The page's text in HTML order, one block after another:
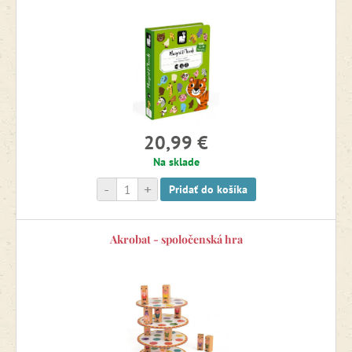
Hudobné hračky
Motorické hračky
Odrážadlá, chodúľky, motorické stolčeky
Potreby pre bábätká
20,99 €
Na sklade
+
- Pridať do košíka
Akrobat - spoločenská hra